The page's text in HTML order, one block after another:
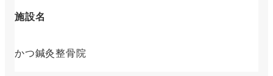
施設名
かつ鍼灸整骨院